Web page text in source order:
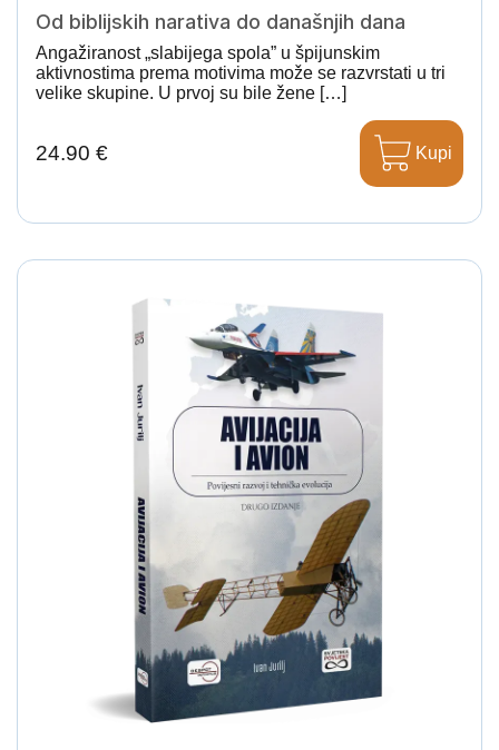
Od biblijskih narativa do današnjih dana
Angažiranost „slabijega spola” u špijunskim
aktivnostima prema motivima može se razvrstati u tri
velike skupine. U prvoj su bile žene […]
24.90 € Kupi